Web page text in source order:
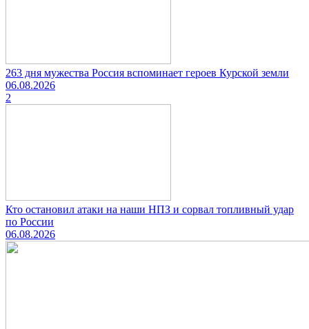
263 дня мужества Россия вспоминает героев Курской земли
06.08.2026
2
Кто остановил атаки на наши НПЗ и сорвал топливный удар
по России
06.08.2026